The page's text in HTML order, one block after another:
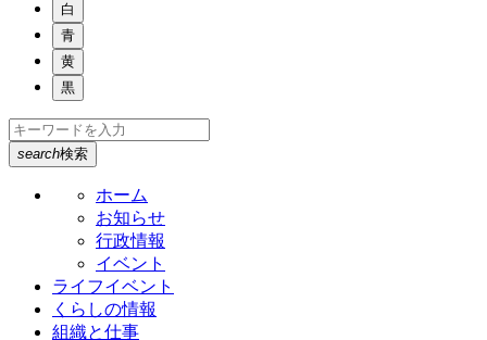
白
青
黄
黒
search検索
ホーム
お知らせ
行政情報
イベント
ライフイベント
くらしの情報
組織と仕事